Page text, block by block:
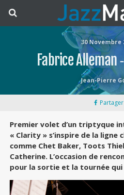
30 Novembre
Fabrice Alleman
Jean-Pierre
Partager
Premier volet d’un triptyque
« Clarity » s’inspire de la ligne
comme Chet Baker, Toots
Catherine. L’occasion de
pour la sortie et la tournée qui